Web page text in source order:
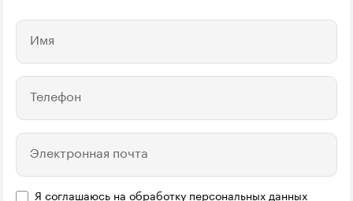
Имя
Телефон
Электронная почта
Я соглашаюсь на обработку персональных данных